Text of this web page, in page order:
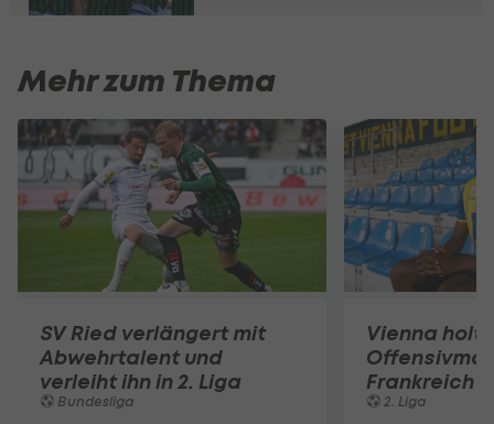
Mehr zum Thema
SV Ried verlängert mit
Abwehrtalent und
verleiht ihn in 2. Liga
Bundesliga
Vienna holt
Frankreich
2. Liga